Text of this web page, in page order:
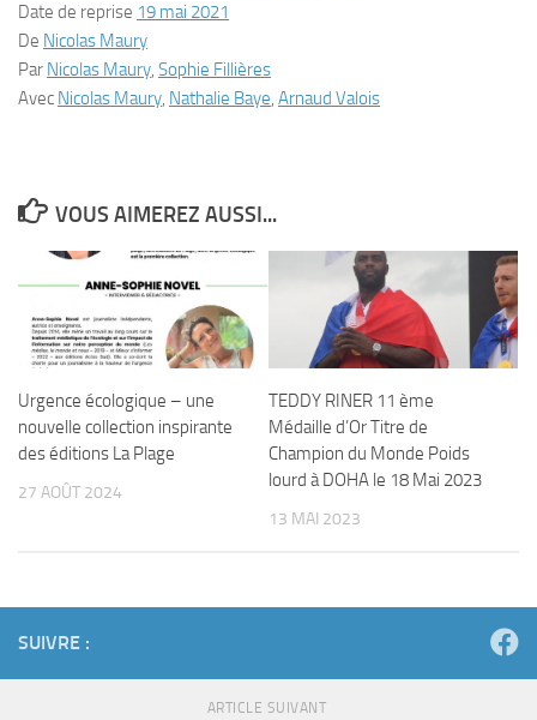
Date de reprise 19 mai 2021
De Nicolas Maury
Par Nicolas Maury, Sophie Fillières
Avec Nicolas Maury, Nathalie Baye, Arnaud Valois
VOUS AIMEREZ AUSSI...
Urgence écologique – une
nouvelle collection inspirante
des éditions La Plage
27 AOÛT 2024
TEDDY RINER 11 ème
Médaille d’Or Titre de
Champion du Monde Poids
lourd à DOHA le 18 Mai 2023
13 MAI 2023
SUIVRE :
ARTICLE SUIVANT